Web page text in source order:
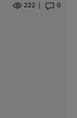
222 0